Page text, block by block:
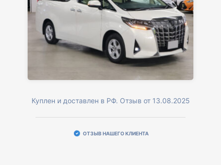
Куплен и доставлен в РФ. Отзыв от 13.08.2025
ОТЗЫВ НАШЕГО КЛИЕНТА